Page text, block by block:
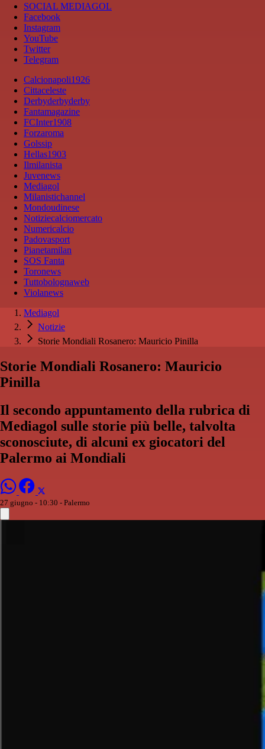
SOCIAL MEDIAGOL
Facebook
Instagram
YouTube
Twitter
Telegram
Calcionapoli1926
Cittaceleste
Derbyderbyderby
Fantamagazine
FCInter1908
Forzaroma
Golssip
Hellas1903
Ilmilanista
Juvenews
Mediagol
Milanistichannel
Mondoudinese
Notiziecalciomercato
Numericalcio
Padovasport
Pianetamilan
SOS Fanta
Toronews
Tuttobolognaweb
Violanews
Mediagol
Notizie
Storie Mondiali Rosanero: Mauricio Pinilla
Storie Mondiali Rosanero: Mauricio
Pinilla
Il secondo appuntamento della rubrica di
Mediagol sulle storie più belle, talvolta
sconosciute, di alcuni ex giocatori del
Palermo ai Mondiali
27 giugno - 10:30 - Palermo